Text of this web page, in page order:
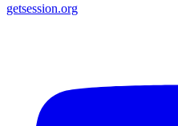
getsession.org